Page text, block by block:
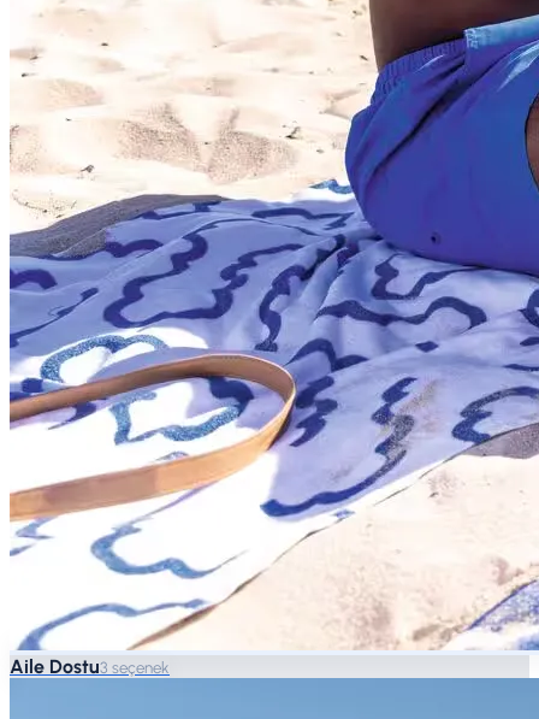
Aile Dostu3 seçenek